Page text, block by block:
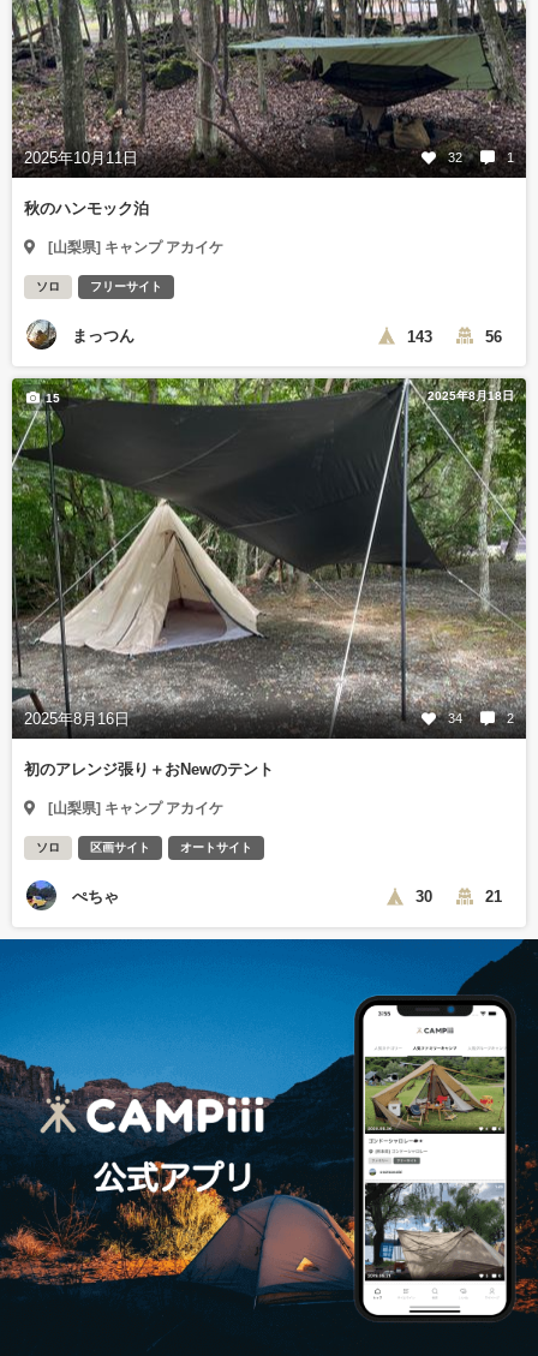
2025年10月11日 32 1
秋のハンモック泊
[山梨県] キャンプ アカイケ
ソロ フリーサイト
まっつん 143 56
2025年8月18日
2025年8月16日 34 2
15
初のアレンジ張り＋おNewのテント
[山梨県] キャンプ アカイケ
ソロ 区画サイト オートサイト
ぺちゃ 30 21